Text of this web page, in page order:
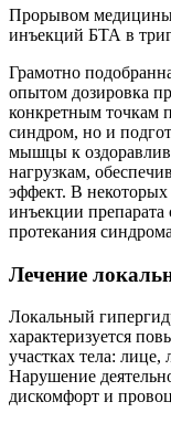
Прорывом медицины
инъекций БТА в
Грамотно
опытом дозировка
конкретным точкам
синдром, но и
мышцы к
нагрузкам,
эффект. В
инъекции препарата
протекания
Лечение
Локальный
характеризуется
участках тела:
Нарушение
дискомфорт и